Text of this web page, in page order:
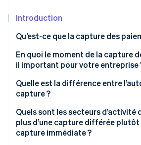
Élimination du carbone
Vérification de l'identité
Stripe Sessions 2026
Regarder la vidéo
Introduction
Qu’est-ce que la capture des
En quoi le moment de la capture
il important pour votre entreprise
Flux de trésorerie
Flexibilité
Gestion des risques
Expérience client
Quelle est la différence entre
capture ?
Autorisation
Capture
Quels sont les secteurs d’activité
plus d’une capture différée plutôt
capture immédiate ?